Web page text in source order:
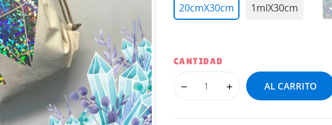
20cmX30cm 1mlX30cm
CANTIDAD
AL CARRITO